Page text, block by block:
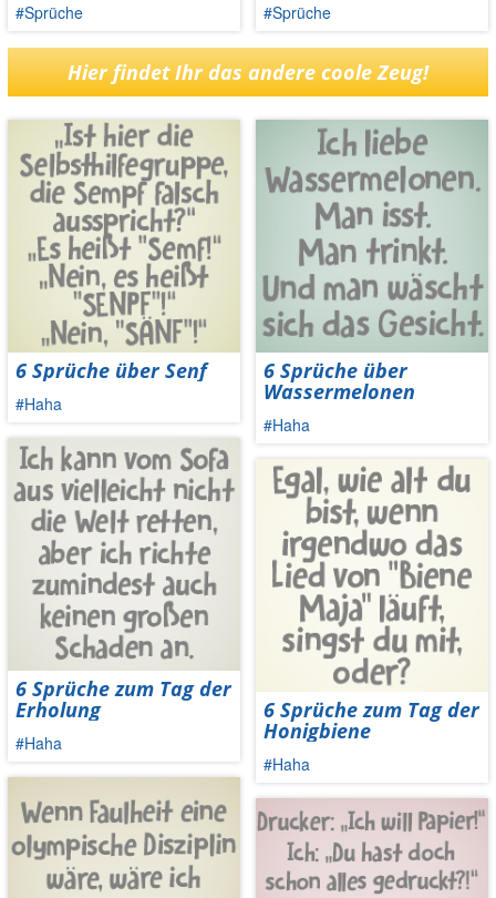
#Sprüche #Sprüche
Hier findet Ihr das andere coole Zeug!
6 Sprüche über Senf
#Haha
6 Sprüche zum Tag der
Erholung
#Haha
6 Sprüche über
Wassermelonen
#Haha
6 Sprüche zum Tag der
Honigbiene
#Haha